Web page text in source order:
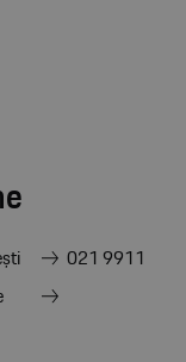
021 9911